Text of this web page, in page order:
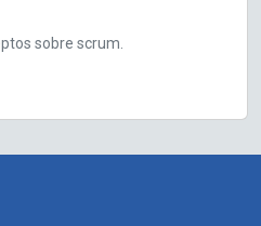
sobre scrum.